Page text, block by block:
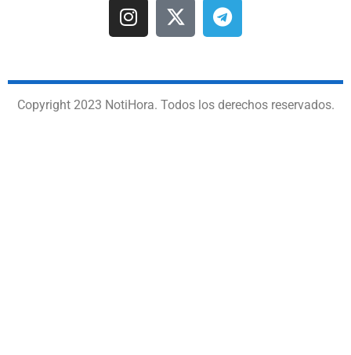
Copyright 2023 NotiHora. Todos los derechos reservados.